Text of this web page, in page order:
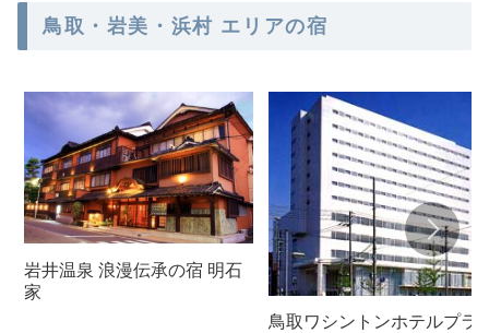
鳥取・岩美・浜村 エリアの宿
岩井温泉 浪漫伝承の宿 明石
家
鳥取ワシントンホテルプラ